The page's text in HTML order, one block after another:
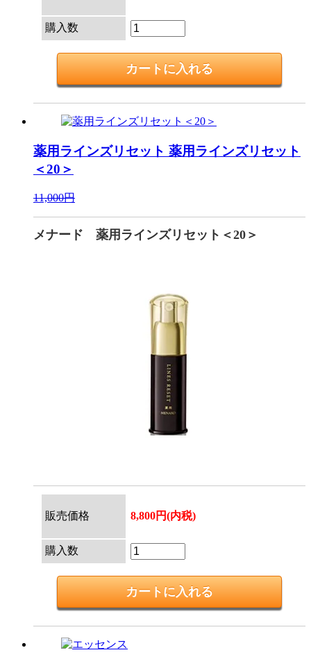
購入数
薬用ラインズリセット 薬用ラインズリセット
＜20＞
11,000円
メナード 薬用ラインズリセット＜20＞
販売価格 8,800円(内税)
購入数